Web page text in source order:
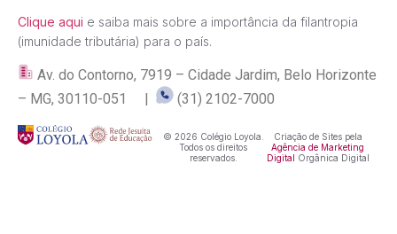
Clique aqui e saiba mais sobre a importância da filantropia
(imunidade tributária) para o país.
Av. do Contorno, 7919 – Cidade Jardim, Belo Horizonte
– MG, 30110-051 |
(31) 2102-7000
© 2026 Colégio Loyola.
Todos os direitos
reservados.
Criação de Sites pela
Agência de Marketing
Digital
Orgânica Digital